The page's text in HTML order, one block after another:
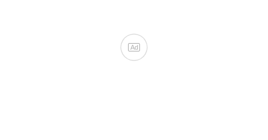
Ad